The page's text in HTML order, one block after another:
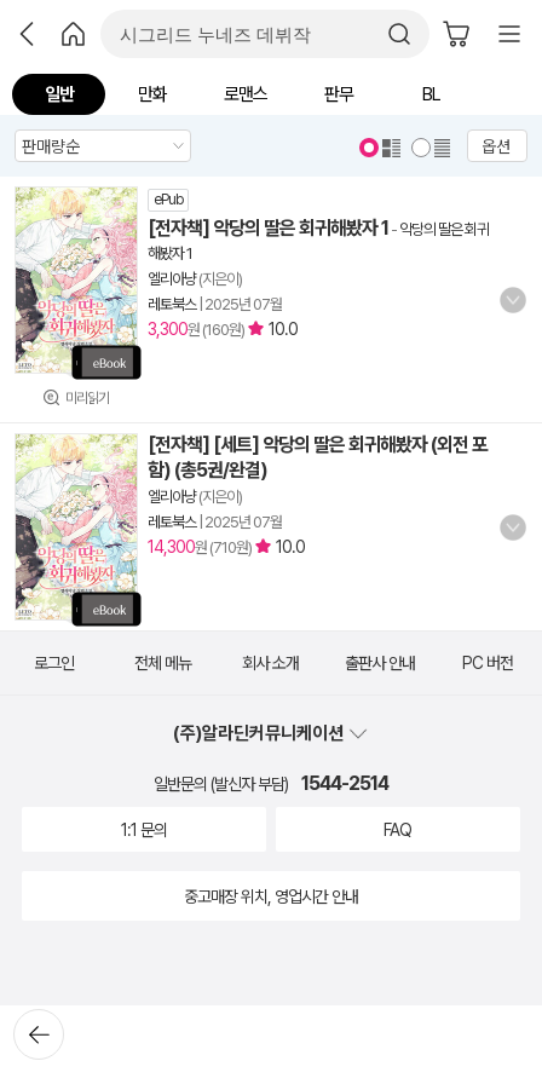
일반 만화 로맨스 판무 BL
옵션
미리읽기
ePub
[전자책] 악당의 딸은 회귀해봤자 1 - 악당의 딸은 회귀
해봤자 1
엘리아냥(지은이)
레토북스| 2025년 07월
3,300원 (160원) 10.0
[전자책] [세트] 악당의 딸은 회귀해봤자 (외전 포
함) (총5권/완결)
엘리아냥(지은이)
레토북스| 2025년 07월
14,300원 (710원) 10.0
뒤로가
기
로그인 전체 메뉴 회사 소개 출판사 안내 PC 버전
(주)알라딘커뮤니케이션
일반문의 (발신자 부담) 1544-2514
1:1 문의 FAQ
중고매장 위치, 영업시간 안내